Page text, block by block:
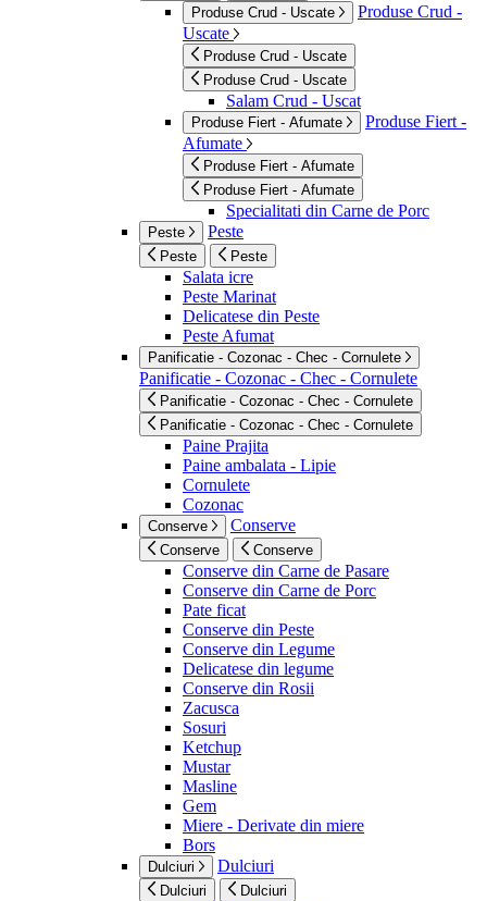
Produse Crud - Uscate
Produse Crud -
Uscate
Produse Crud - Uscate
Produse Crud - Uscate
Salam Crud - Uscat
Produse Fiert - Afumate
Produse Fiert -
Afumate
Produse Fiert - Afumate
Produse Fiert - Afumate
Specialitati din Carne de Porc
Peste Peste
Peste Peste
Salata icre
Peste Marinat
Delicatese din Peste
Peste Afumat
Panificatie - Cozonac - Chec - Cornulete
Panificatie - Cozonac - Chec - Cornulete
Panificatie - Cozonac - Chec - Cornulete
Panificatie - Cozonac - Chec - Cornulete
Paine Prajita
Paine ambalata - Lipie
Cornulete
Cozonac
Conserve Conserve
Conserve Conserve
Conserve din Carne de Pasare
Conserve din Carne de Porc
Pate ficat
Conserve din Peste
Conserve din Legume
Delicatese din legume
Conserve din Rosii
Zacusca
Sosuri
Ketchup
Mustar
Masline
Gem
Miere - Derivate din miere
Bors
Dulciuri Dulciuri
Dulciuri Dulciuri